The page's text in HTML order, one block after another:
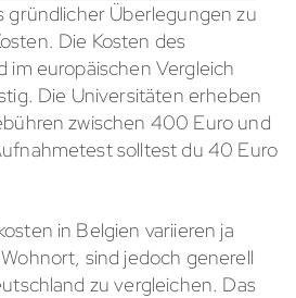
gründlicher Überlegungen zu
Die Kosten des
im europäischen Vergleich
Die Universitäten erheben
zwischen 400 Euro und
solltest du 40 Euro
in Belgien variieren ja
sind jedoch generell
zu vergleichen. Das